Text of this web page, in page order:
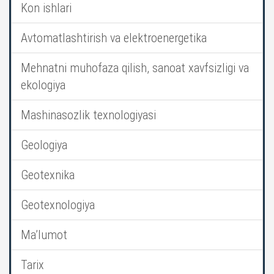
Kon ishlari
Avtomatlashtirish va elektroenergetika
Mehnatni muhofaza qilish, sanoat xavfsizligi va
ekologiya
Mashinasozlik texnologiyasi
Geologiya
Geotexnika
Geotexnologiya
Ma’lumot
Tarix